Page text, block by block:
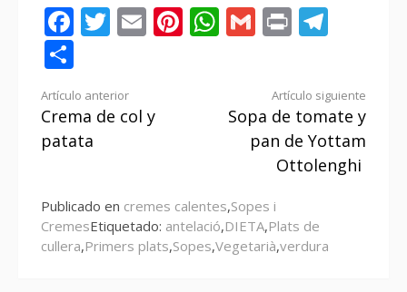
Facebook
Twitter
EmailPinterest
WhatsApp
Gmail
Print
Seguir
leyendo
Artículo anterior
Crema de col y
patata
Artículo siguiente
Sopa de tomate y
pan de Yottam
Ottolenghi
Publicado en cremes calentes,Sopes i
CremesEtiquetado: antelació,DIETA,Plats de
cullera,Primers plats,Sopes,Vegetarià,verdura